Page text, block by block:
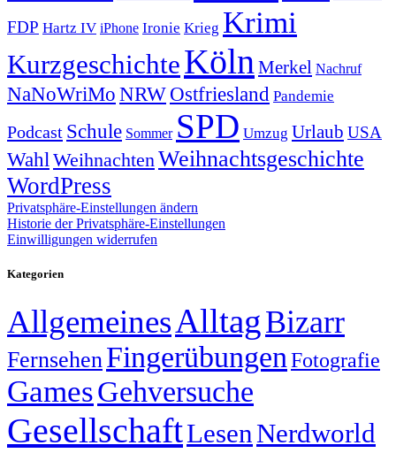
FDP Hartz IV iPhone Ironie Krieg Krimi
KurzgeschichteKöln Merkel Nachruf
NaNoWriMo NRWOstfriesland Pandemie
Podcast Schule Sommer SPD Umzug Urlaub USA
Wahl Weihnachten Weihnachtsgeschichte
WordPress
Privatsphäre-Einstellungen ändern
Historie der Privatsphäre-Einstellungen
Einwilligungen widerrufen
Kategorien
AllgemeinesAlltagBizarr
FernsehenFingerübungen Fotografie
GamesGehversuche
GesellschaftLesenNerdworld